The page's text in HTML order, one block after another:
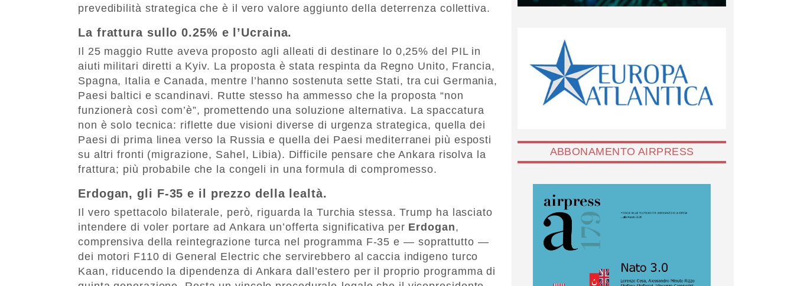
prevedibilità strategica che è il vero valore aggiunto della deterrenza collettiva.
La frattura sullo 0.25% e l’Ucraina.
Il 25 maggio Rutte aveva proposto agli alleati di destinare lo 0,25% del PIL in
aiuti militari diretti a Kyiv. La proposta è stata respinta da Regno Unito, Francia,
Spagna, Italia e Canada, mentre l’hanno sostenuta sette Stati, tra cui Germania,
Paesi baltici e scandinavi. Rutte stesso ha ammesso che la proposta “non
funzionerà così com’è”, promettendo una soluzione alternativa. La spaccatura
non è solo tecnica: riflette due visioni diverse di urgenza strategica, quella dei
Paesi di prima linea verso la Russia e quella dei Paesi mediterranei più esposti
su altri fronti (migrazione, Sahel, Libia). Difficile pensare che Ankara risolva la
frattura; più probabile che la congeli in una formula di compromesso.
Erdogan, gli F-35 e il prezzo della lealtà.
Il vero spettacolo bilaterale, però, riguarda la Turchia stessa. Trump ha lasciato
intendere di voler portare ad Ankara un’offerta significativa per Erdogan,
comprensiva della reintegrazione turca nel programma F-35 e — soprattutto —
dei motori F110 di General Electric che servirebbero al caccia indigeno turco
Kaan, riducendo la dipendenza di Ankara dall’estero per il proprio programma di
ABBONAMENTO AIRPRESS